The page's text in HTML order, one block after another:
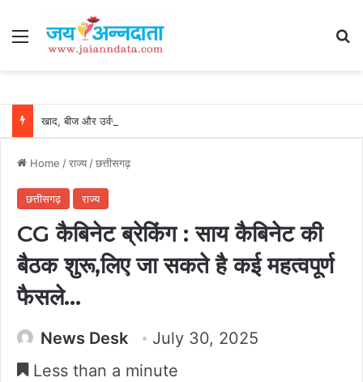
Menu
Home /राज्य/छत्तीसगढ़
छत्तीसगढ़ राज्य
CG कैबिनेट ब्रेकिंग : साय कैबिनेट की
बैठक शुरू,लिए जा सकते है कई महत्वपूर्ण
फैसले…
News Desk
July 30, 2025
Less than a minute